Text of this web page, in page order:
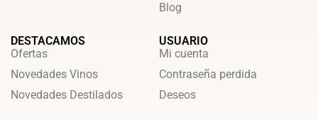
Blog
DESTACAMOS
Ofertas
Novedades Vinos
Novedades Destilados
USUARIO
Mi cuenta
Contraseña perdida
Deseos